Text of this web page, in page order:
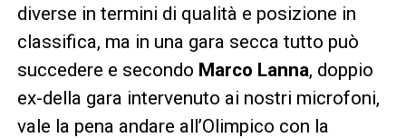
diverse in termini di qualità e posizione in
classifica, ma in una gara secca tutto può
succedere e secondo Marco Lanna, doppio
ex-della gara intervenuto ai nostri microfoni,
vale la pena andare all’Olimpico con la